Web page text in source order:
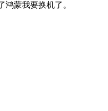
蒙我要换机了。